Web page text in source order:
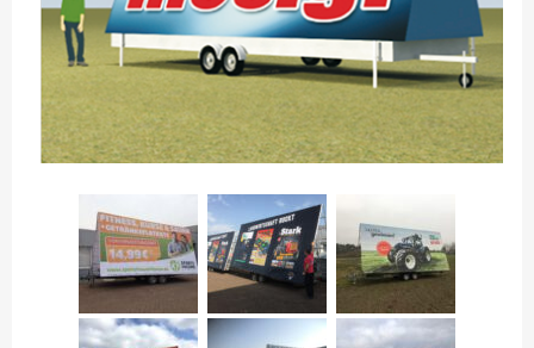
KOMBIMEDI: LKW+STAND.
KOMBIMAXI: LKW + BIG
KOMBITREKKER + BIG
GALERIE
SHOP NUR FÜR GEWERBETREIBENDE!
DIVISIONSPARTNER